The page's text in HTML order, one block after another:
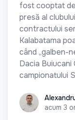
fost cooptat de
presă al
contractului
Kalabatama
când „galben-
Dacia Buiucani
campionatului
Alexandru Rusu
acum 3